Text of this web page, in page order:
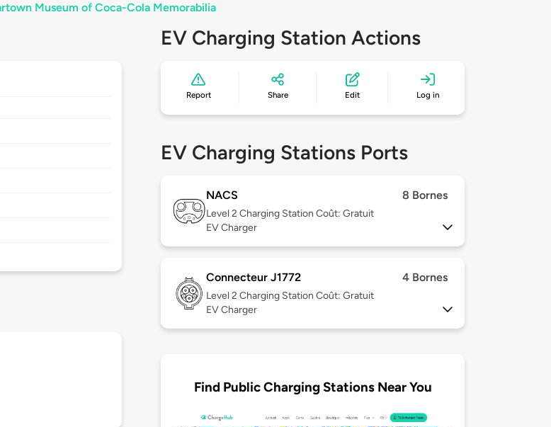
Museum of Coca-Cola Memorabilia
EV Charging Station Actions
Report Share Edit Log in
EV Charging Stations Ports
NACS 8 Bornes
Level 2 Charging Station Coût: Gratuit
EV Charger
Connecteur J1772 4 Bornes
Level 2 Charging Station Coût: Gratuit
EV Charger
Find Public Charging Stations Near You